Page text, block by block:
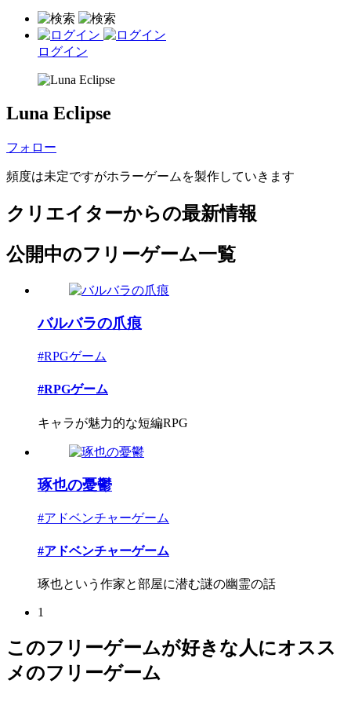
ログイン
Luna Eclipse
フォロー
頻度は未定ですがホラーゲームを製作していきます
クリエイターからの最新情報
公開中のフリーゲーム一覧
バルバラの爪痕
#RPGゲーム
#RPGゲーム
キャラが魅力的な短編RPG
琢也の憂鬱
#アドベンチャーゲーム
#アドベンチャーゲーム
琢也という作家と部屋に潜む謎の幽霊の話
1
このフリーゲームが好きな人にオスス
メのフリーゲーム